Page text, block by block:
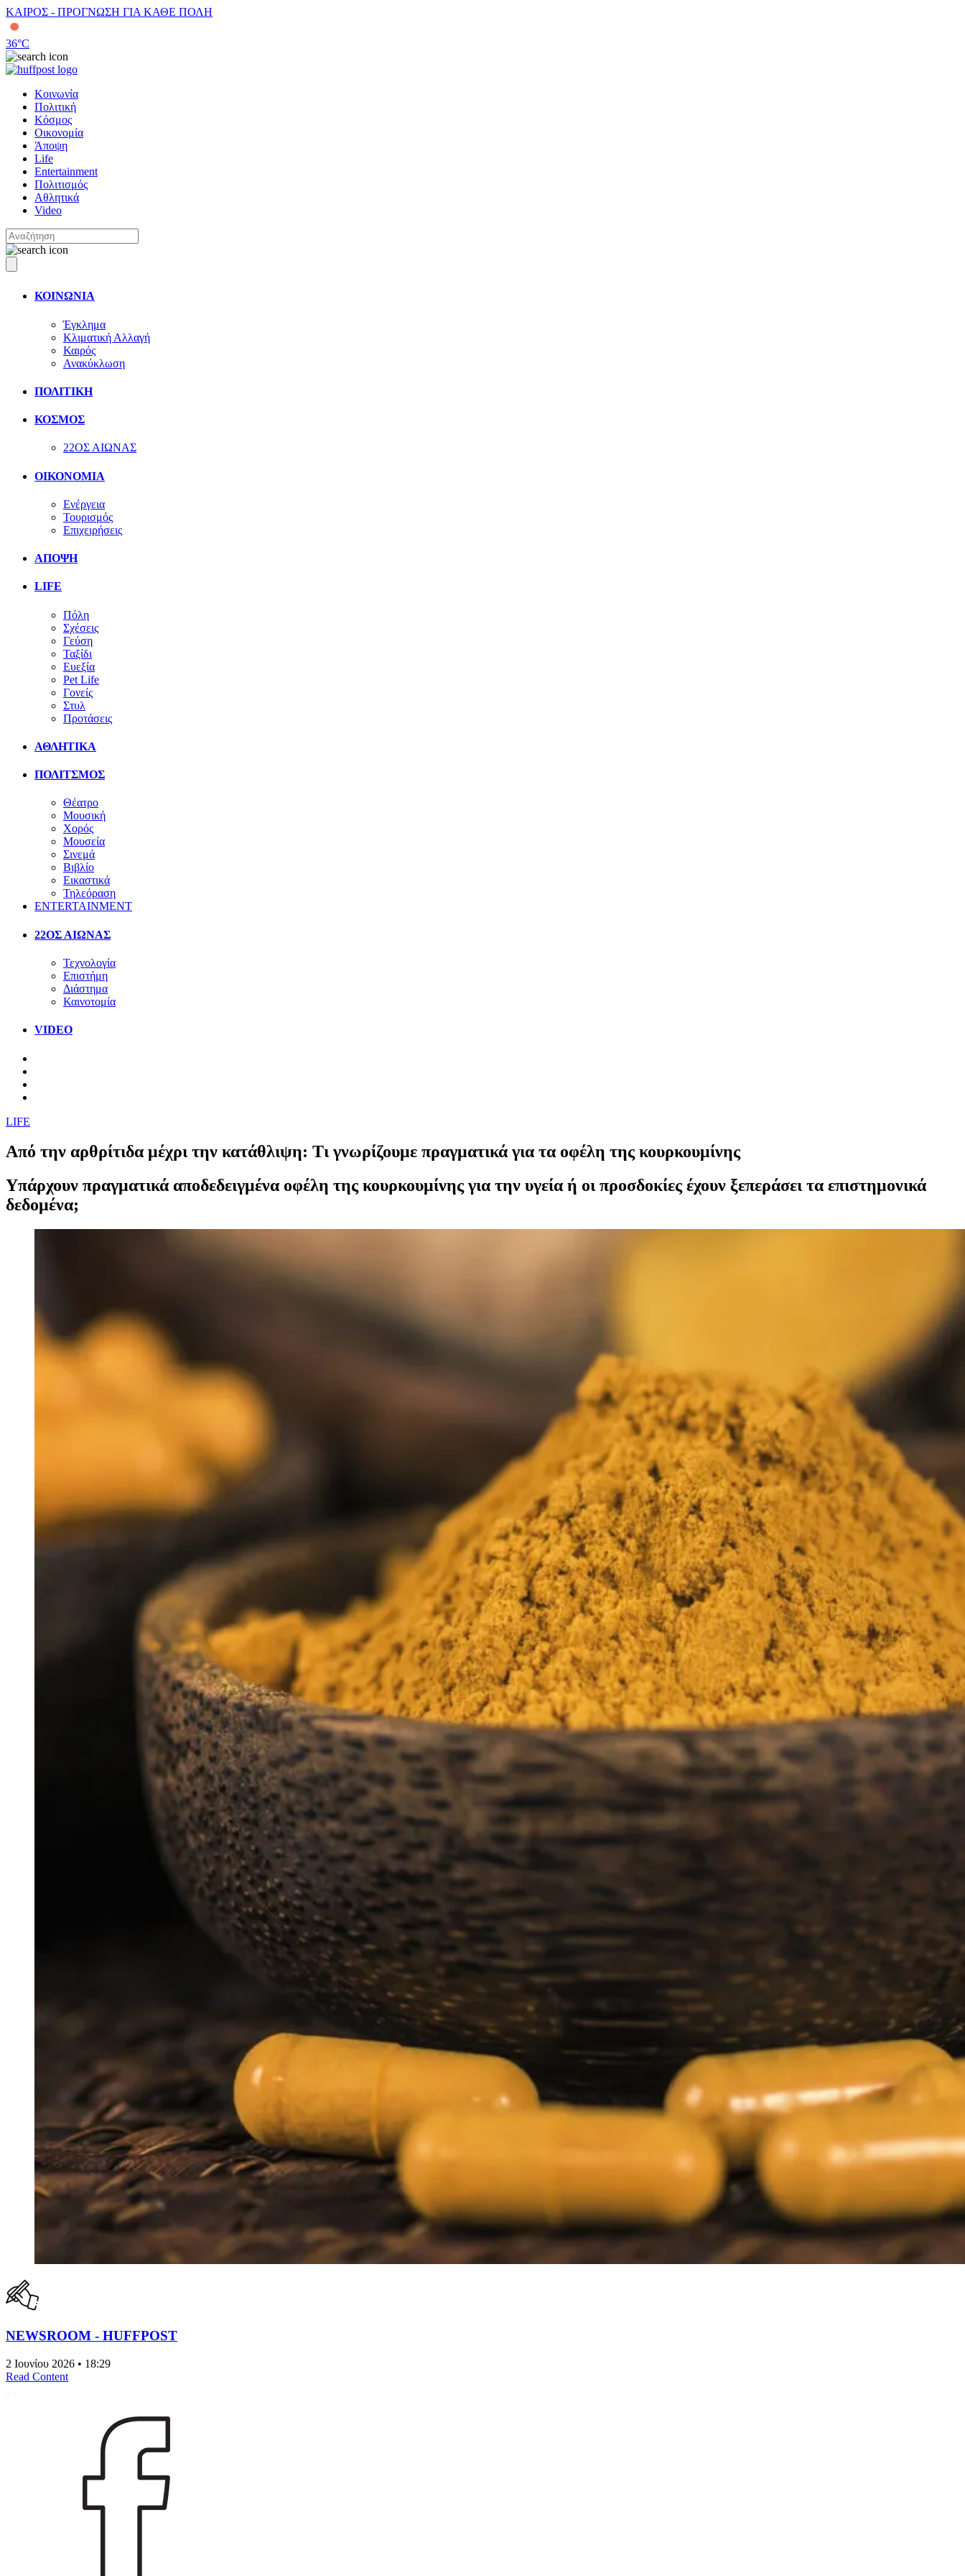
ΚΑΙΡΟΣ - ΠΡΟΓΝΩΣΗ ΓΙΑ ΚΑΘΕ ΠΟΛΗ
36°C
Κοινωνία
Πολιτική
Κόσμος
Οικονομία
Άποψη
Life
Entertainment
Πολιτισμός
Αθλητικά
Video
ΚΟΙΝΩΝΙΑ
Έγκλημα
Κλιματική Αλλαγή
Καιρός
Ανακύκλωση
ΠΟΛΙΤΙΚΗ
ΚΟΣΜΟΣ
22ΟΣ ΑΙΩΝΑΣ
ΟΙΚΟΝΟΜΙΑ
Ενέργεια
Τουρισμός
Επιχειρήσεις
ΑΠΟΨΗ
LIFE
Πόλη
Σχέσεις
Γεύση
Ταξίδι
Ευεξία
Pet Life
Γονείς
Στυλ
Προτάσεις
ΑΘΛΗΤΙΚΑ
ΠΟΛΙΤΣΜΟΣ
Θέατρο
Μουσική
Χορός
Μουσεία
Σινεμά
Βιβλίο
Εικαστικά
Τηλεόραση
ENTERTAINMENT
22ΟΣ ΑΙΩΝΑΣ
Τεχνολογία
Επιστήμη
Διάστημα
Καινοτομία
VIDEO
LIFE
Από την αρθρίτιδα μέχρι την κατάθλιψη: Τι γνωρίζουμε πραγματικά για τα οφέλη της κουρκουμίνης
Υπάρχουν πραγματικά αποδεδειγμένα οφέλη της κουρκουμίνης για την υγεία ή οι προσδοκίες έχουν ξεπεράσει τα επιστημονικά
δεδομένα;
NEWSROOM - HUFFPOST
2 Ιουνίου 2026 • 18:29
Read Content